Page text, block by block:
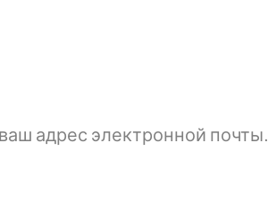
адрес электронной почты.